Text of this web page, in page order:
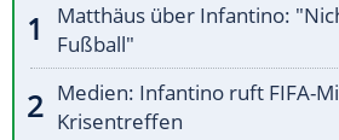
Matthäus über Infantino:
Fußball"
Medien: Infantino ruft FIFA-
Krisentreffen